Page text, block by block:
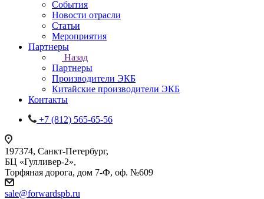
События
Новости отрасли
Статьи
Мероприятия
Партнеры
Назад
Партнеры
Производители ЭКБ
Китайские производители ЭКБ
Контакты
+7 (812) 565-65-56
197374, Санкт-Петербург,
БЦ «Гулливер-2»,
Торфяная дорога, дом 7-Ф, оф. №609
sale@forwardspb.ru